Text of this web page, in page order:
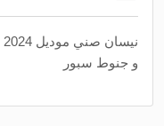
و جنوط سبور